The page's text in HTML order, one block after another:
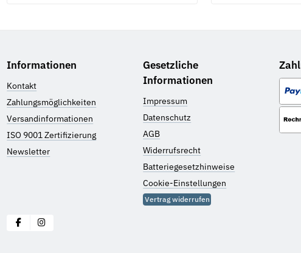
Informationen
Kontakt
Zahlungsmöglichkeiten
Versandinformationen
ISO 9001 Zertifizierung
Newsletter
Gesetzliche
Informationen
Impressum
Datenschutz
AGB
Widerrufsrecht
Batteriegesetzhinweise
Cookie-Einstellungen
Vertrag widerrufen